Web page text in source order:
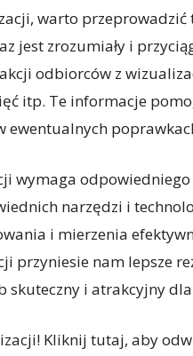
warto
jest zrozumiały i
odbiorców z
itp. Te informacje
ewentualnych
wymaga
narzędzi i
i mierzenia
przyniesie nam lepsze
skuteczny i atrakcyjny
Kliknij tutaj, aby